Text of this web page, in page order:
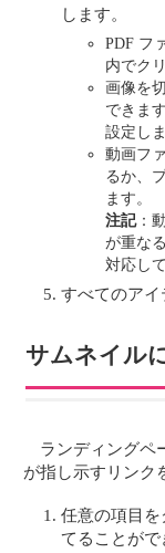
します。
PDF フ
内でク
画像を
できま
設定しま
動画フ
るか、
ます。
注記：
が重な
対応し
すべてのアイ
サムネイル
ランディングペ
が指し示すリンク
任意の項目
てることがで